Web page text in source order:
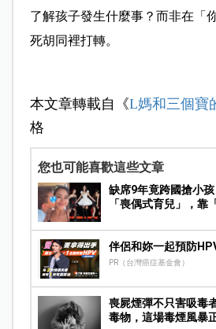
了解孩子發生什麼事？而非在「
死胡同裡打轉。
本文章轉載自《L媽和三個寶
格
您也可能喜歡這些文章
缺席9年竟跨國搶小
「喪偶式育兒」，靠
伴侶和妳一起預防
PR（台灣癌症基金會）
喪屍煙彈不只害吸毒
毒物，這場毒煙風暴